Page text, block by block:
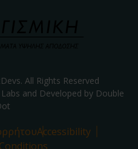
All Rights Reserved
and Developed by Double
Accessibility